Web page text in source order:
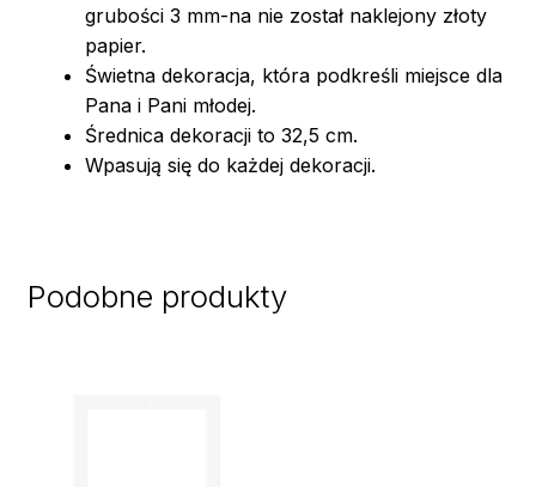
grubości 3 mm-na nie został naklejony złoty
papier.
Świetna dekoracja, która podkreśli miejsce dla
Pana i Pani młodej.
Średnica dekoracji to 32,5 cm.
Wpasują się do każdej dekoracji.
Podobne produkty